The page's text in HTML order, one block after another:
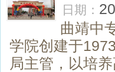
日期：
曲靖中
学院创建于
局主管，以培